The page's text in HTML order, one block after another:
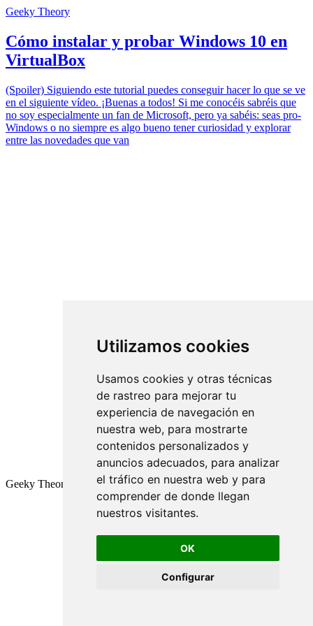
Utilizamos cookies
Usamos cookies y otras técnicas
de rastreo para mejorar tu
experiencia de navegación en
nuestra web, para mostrarte
contenidos personalizados y
anuncios adecuados, para analizar
el tráfico en nuestra web y para
comprender de donde llegan
nuestros visitantes.
OK
Configurar
Geeky Theory
Cómo instalar y probar Windows 10 en
VirtualBox
(Spoiler) Siguiendo este tutorial puedes conseguir hacer lo que se ve
en el siguiente vídeo. ¡Buenas a todos! Si me conocéis sabréis que
no soy especialmente un fan de Microsoft, pero ya sabéis: seas pro-
Windows o no siempre es algo bueno tener curiosidad y explorar
entre las novedades que van
Geeky Theory © 2026